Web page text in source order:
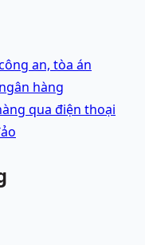
an, tòa án
hàng
qua điện thoại